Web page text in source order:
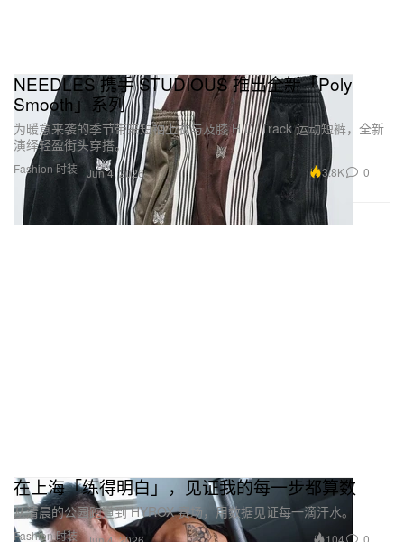
Fashion 时装
NEEDLES 携手 STUDIOUS 推出全新「Poly
Smooth」系列
为暖意来袭的季节带来短袖上衣与及膝 H.D. Track 运动短裤，全新
演绎轻盈街头穿搭。
Jun 4, 2026 3.8K 0
Fashion 时装
在上海「练得明白」，见证我的每一步都算数
从清晨的公园跑道到 HYROX 赛场，用数据见证每一滴汗水。
104 0